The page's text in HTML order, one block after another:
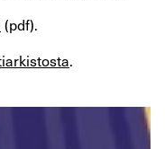
(pdf).
.